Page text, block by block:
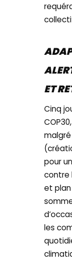
ET
Cinq
pour
contre
et plan
les